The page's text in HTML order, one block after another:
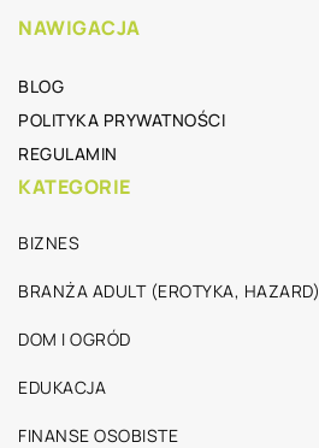
NAWIGACJA
BLOG
POLITYKA PRYWATNOŚCI
REGULAMIN
KATEGORIE
BIZNES
BRANŻA ADULT (EROTYKA, HAZARD)
DOM I OGRÓD
EDUKACJA
FINANSE OSOBISTE